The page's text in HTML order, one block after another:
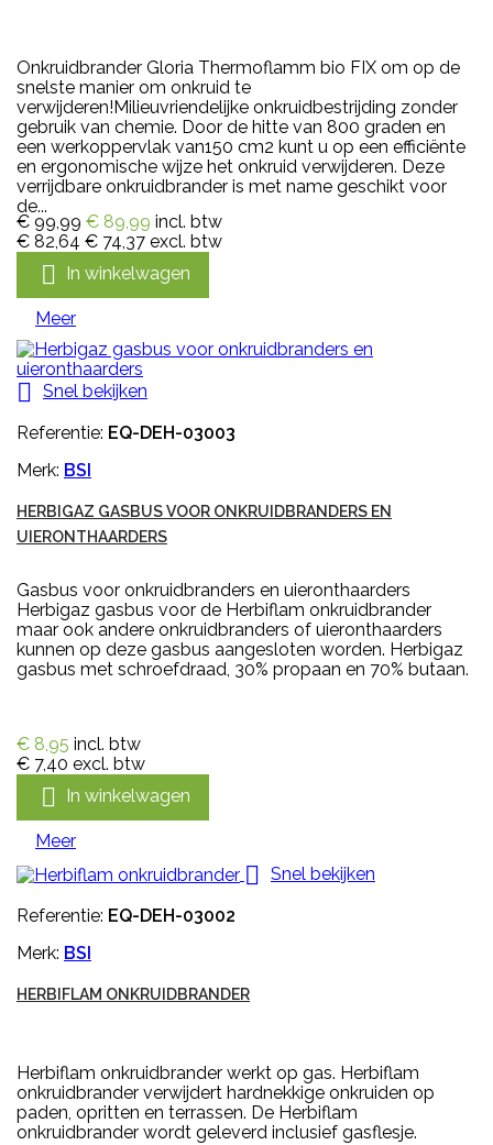
Onkruidbrander Gloria Thermoflamm bio FIX om op de
snelste manier om onkruid te
verwijderen!Milieuvriendelijke onkruidbestrijding zonder
gebruik van chemie. Door de hitte van 800 graden en
een werkoppervlak van150 cm2 kunt u op een efficiënte
en ergonomische wijze het onkruid verwijderen. Deze
verrijdbare onkruidbrander is met name geschikt voor
de...
€ 99,99 € 89,99 incl. btw
€ 82,64 € 74,37 excl. btw
 In winkelwagen
Meer
 Snel bekijken
Referentie: EQ-DEH-03003
Merk: BSI
HERBIGAZ GASBUS VOOR ONKRUIDBRANDERS EN
UIERONTHAARDERS
Gasbus voor onkruidbranders en uieronthaarders
Herbigaz gasbus voor de Herbiflam onkruidbrander
maar ook andere onkruidbranders of uieronthaarders
kunnen op deze gasbus aangesloten worden. Herbigaz
gasbus met schroefdraad, 30% propaan en 70% butaan.
€ 8,95 incl. btw
€ 7,40 excl. btw
 In winkelwagen
Meer
 Snel bekijken
Referentie: EQ-DEH-03002
Merk: BSI
HERBIFLAM ONKRUIDBRANDER
Herbiflam onkruidbrander werkt op gas. Herbiflam
onkruidbrander verwijdert hardnekkige onkruiden op
paden, opritten en terrassen. De Herbiflam
onkruidbrander wordt geleverd inclusief gasflesje.